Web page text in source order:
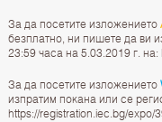
За да посетите изложението
безплатно, ни пишете да ви
23:59 часа на 5.03.2019 г. на:
За да посетите изложението
изпратим покана или се
https://registration.iec.bg/expo/